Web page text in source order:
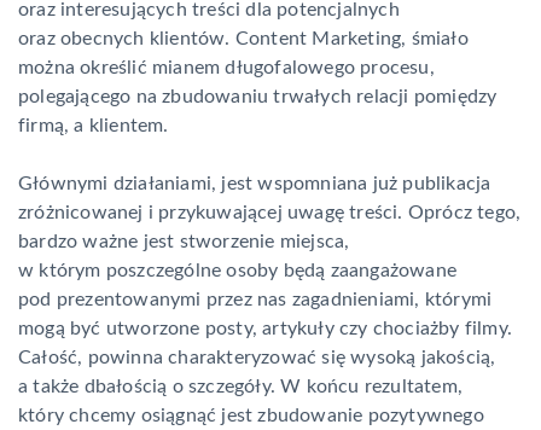
oraz interesujących treści dla potencjalnych
oraz obecnych klientów. Content Marketing, śmiało
można określić mianem długofalowego procesu,
polegającego na zbudowaniu trwałych relacji pomiędzy
firmą, a klientem.
Głównymi działaniami, jest wspomniana już publikacja
zróżnicowanej i przykuwającej uwagę treści. Oprócz tego,
bardzo ważne jest stworzenie miejsca,
w którym poszczególne osoby będą zaangażowane
pod prezentowanymi przez nas zagadnieniami, którymi
mogą być utworzone posty, artykuły czy chociażby filmy.
Całość, powinna charakteryzować się wysoką jakością,
a także dbałością o szczegóły. W końcu rezultatem,
który chcemy osiągnąć jest zbudowanie pozytywnego